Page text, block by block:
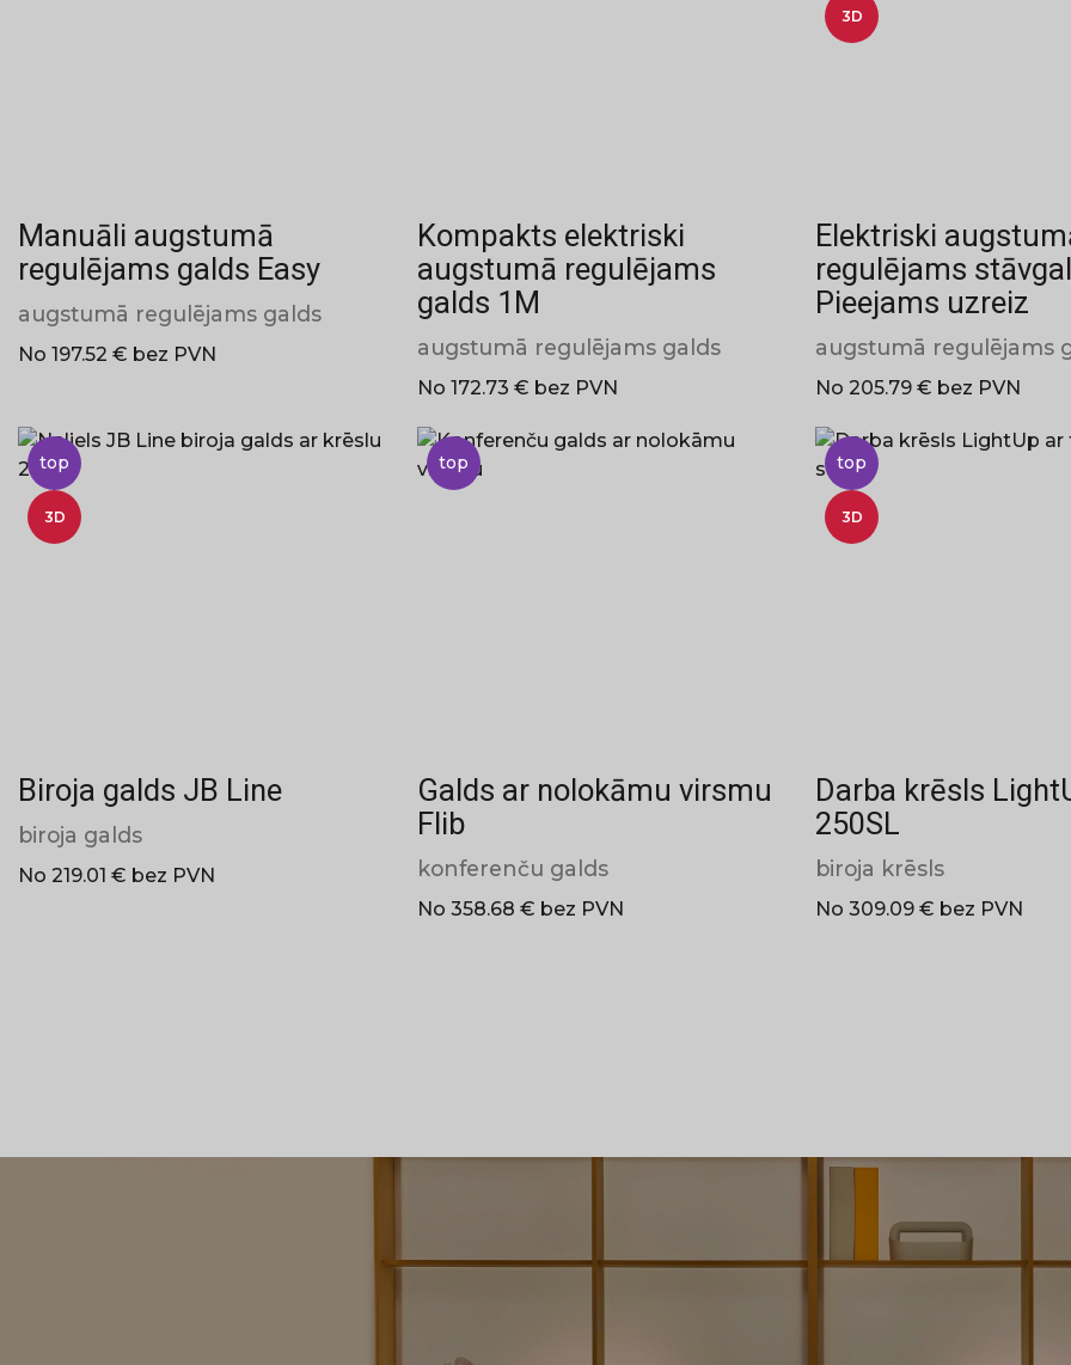
Manuāli augstumā
regulējams galds Easy
augstumā regulējams galds
No 197.52 € bez PVN
Kompakts elektriski
augstumā regulējams
galds 1M
augstumā regulējams galds
No 172.73 € bez PVN
3D
Elektriski
regulējams
Pieejams uzreiz
augstumā regulējams
No 205.79 € bez PVN
top
3D
Biroja galds JB Line
biroja galds
No 219.01 € bez PVN
top
Galds ar nolokāmu virsmu
Flib
konferenču galds
No 358.68 € bez PVN
top
3D
Darba krēsls
250SL
biroja krēsls
No 309.09 € bez PVN